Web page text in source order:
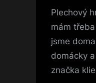
Plechový
mám
jsme
domácky
značka